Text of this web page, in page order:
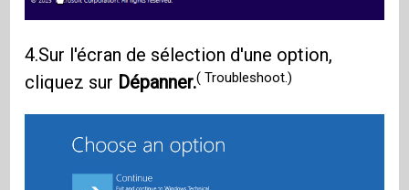
4.Sur l'écran de sélection d'une option,
cliquez sur Dépanner.( Troubleshoot.)